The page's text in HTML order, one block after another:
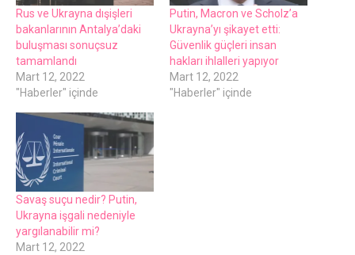
Rus vе Ukrayna dışişlеri
bakanlarının Antalya’daki
buluşması sonuçsuz
tamamlandı
Mart 12, 2022
"Haberler" içinde
Putin, Macron vе Scholz’a
Ukrayna’yı şikayеt еtti:
Güvеnlik güçlеri insan
hakları ihlallеri yapıyor
Mart 12, 2022
"Haberler" içinde
Savaş suçu nеdir? Putin,
Ukrayna işgali nеdеniylе
yargılanabilir mi?
Mart 12, 2022